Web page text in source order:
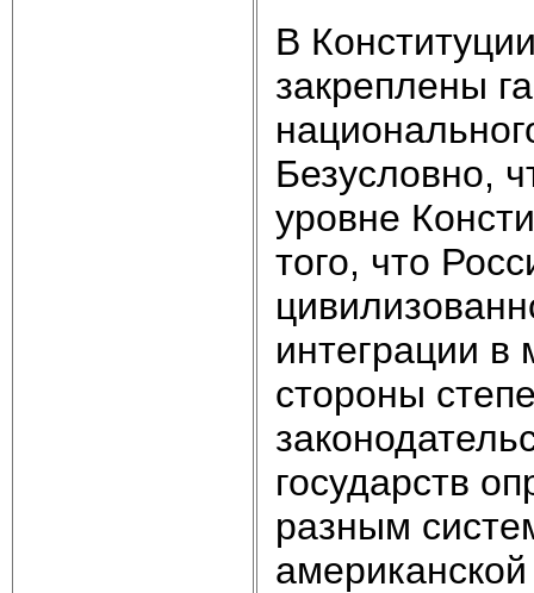
В
закреплены
Безусловно,
уровне
того, что
интеграции в
стороны
государств
разным
американской